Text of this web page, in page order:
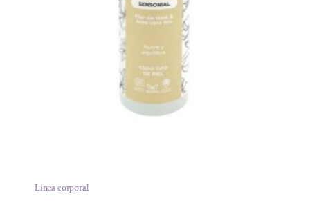
Línea corporal